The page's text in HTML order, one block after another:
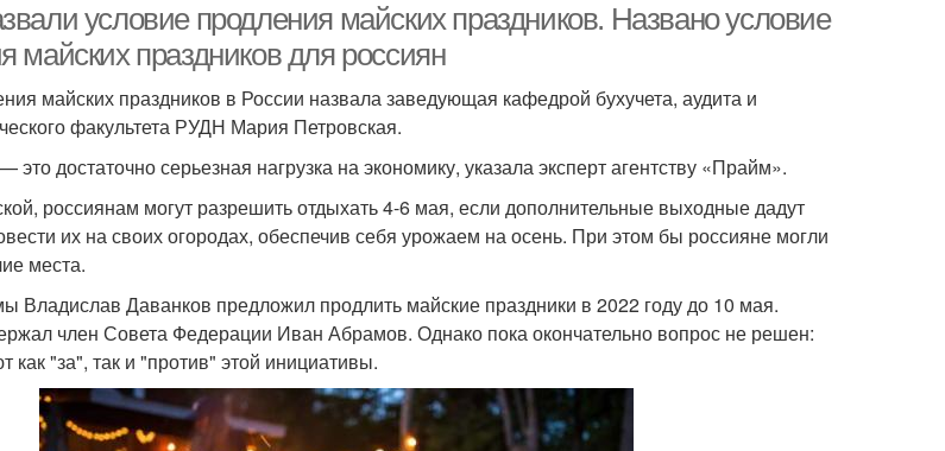
условие продления майских праздников. Названо условие
майских праздников для россиян
майских праздников в России назвала заведующая кафедрой бухучета, аудита и
факультета РУДН Мария Петровская.
достаточно серьезная нагрузка на экономику, указала эксперт агентству «Прайм».
россиянам могут разрешить отдыхать 4-6 мая, если дополнительные выходные дадут
их на своих огородах, обеспечив себя урожаем на осень. При этом бы россияне могли
места.
Владислав Даванков предложил продлить майские праздники в 2022 году до 10 мая.
член Совета Федерации Иван Абрамов. Однако пока окончательно вопрос не решен:
как "за", так и "против" этой инициативы.